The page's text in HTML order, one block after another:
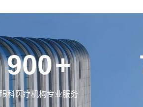
900+
眼科医疗机构专业服务